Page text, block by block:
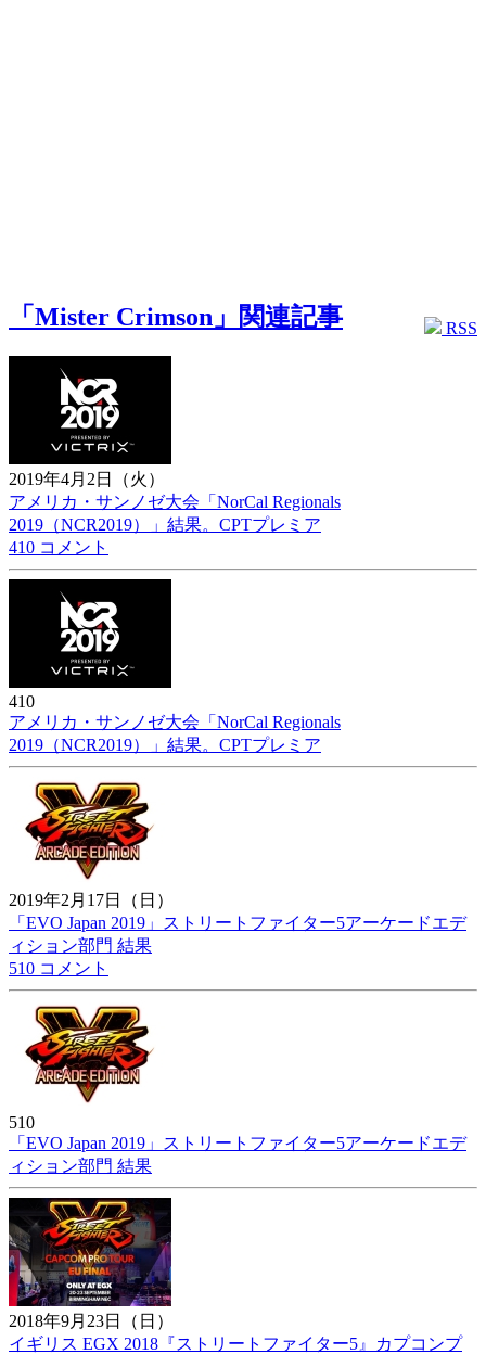
RSS
「Mister Crimson」関連記事
2019年4月2日（火）
アメリカ・サンノゼ大会「NorCal Regionals
2019（NCR2019）」結果。CPTプレミア
410 コメント
410
アメリカ・サンノゼ大会「NorCal Regionals
2019（NCR2019）」結果。CPTプレミア
2019年2月17日（日）
「EVO Japan 2019」ストリートファイター5アーケードエデ
ィション部門 結果
510 コメント
510
「EVO Japan 2019」ストリートファイター5アーケードエデ
ィション部門 結果
2018年9月23日（日）
イギリス EGX 2018『ストリートファイター5』カプコンプ